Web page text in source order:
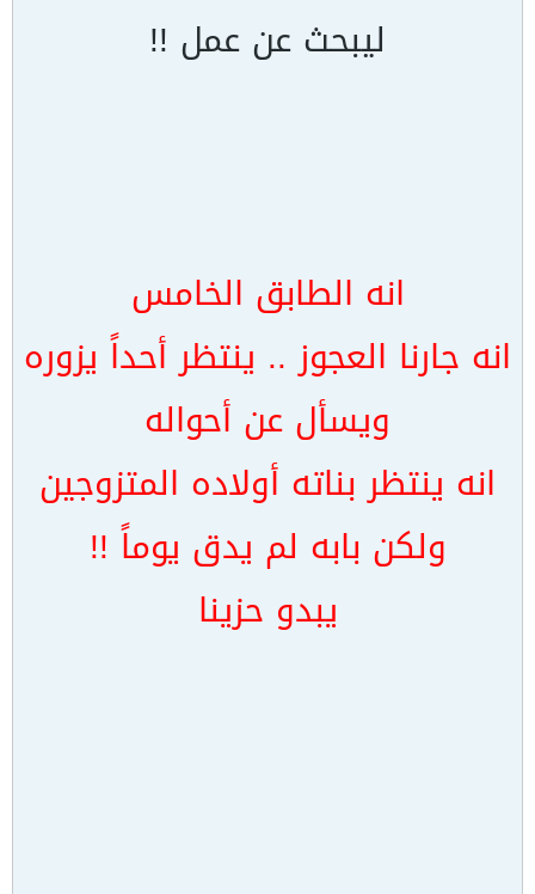
ليبحث عن عمل !!
انه الطابق الخامس
انه جارنا العجوز .. ينتظر أحداً يزوره
ويسأل عن أحواله
انه ينتظر بناته أولاده المتزوجين
ولكن بابه لم يدق يوماً !!
يبدو حزينا